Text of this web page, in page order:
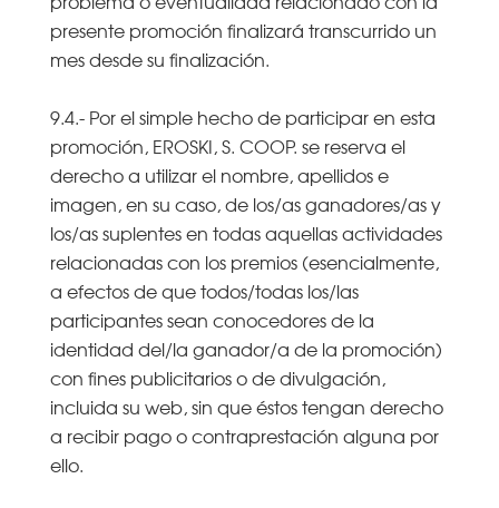
presente promoción finalizará transcurrido un
mes desde su finalización.
9.4.- Por el simple hecho de participar en esta
promoción, EROSKI, S. COOP. se reserva el
derecho a utilizar el nombre, apellidos e
imagen, en su caso, de los/as ganadores/as y
los/as suplentes en todas aquellas actividades
relacionadas con los premios (esencialmente,
a efectos de que todos/todas los/las
participantes sean conocedores de la
identidad del/la ganador/a de la promoción)
con fines publicitarios o de divulgación,
incluida su web, sin que éstos tengan derecho
a recibir pago o contraprestación alguna por
ello.